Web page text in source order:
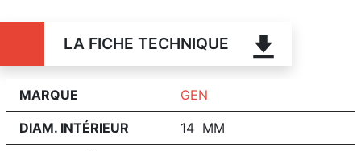
LA FICHE TECHNIQUE
MARQUE GEN
DIAM. INTÉRIEUR 14 MM